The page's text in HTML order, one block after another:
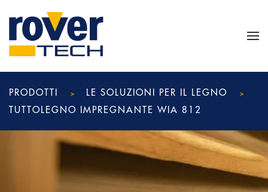
Skip to main content
PRODOTTI
LE SOLUZIONI PER IL LEGNO
TUTTOLEGNO IMPREGNANTE WIA 812